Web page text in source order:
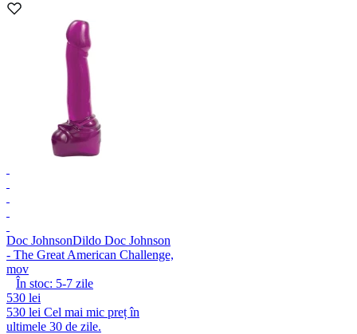
Doc JohnsonDildo Doc Johnson
- The Great American Challenge,
mov
În stoc: 5-7 zile
530 lei
530 lei Cel mai mic preț în
ultimele 30 de zile.